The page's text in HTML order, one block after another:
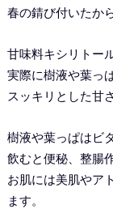
春の錆び付いたか
甘味料キシリトー
実際に樹液や葉っ
スッキリとした甘
樹液や葉っぱはビ
飲むと便秘、整腸
お肌には美肌やア
ます。